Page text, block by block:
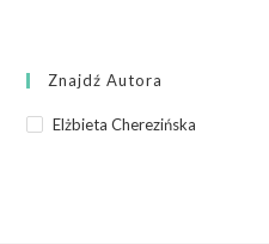
Znajdź Autora
Elżbieta Cherezińska